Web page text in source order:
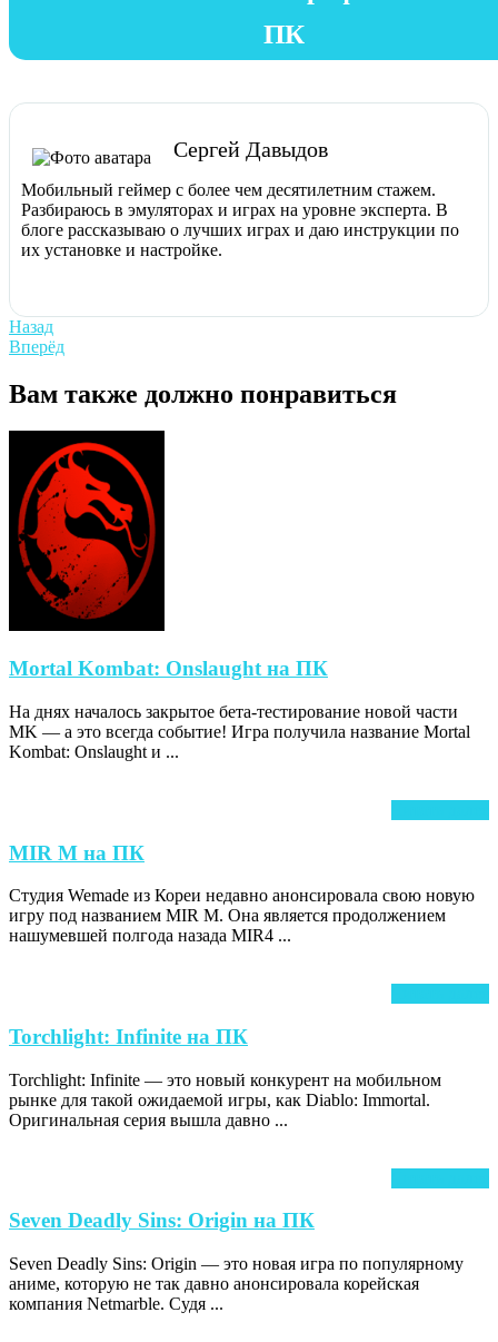
ПК
Сергей Давыдов
Мобильный геймер с более чем десятилетним стажем.
Разбираюсь в эмуляторах и играх на уровне эксперта. В
блоге рассказываю о лучших играх и даю инструкции по
их установке и настройке.
Навигация
по
записям
НазадPrevious
post:
ВперёдNext
Вам также должно понравиться
Mortal Kombat: Onslaught на ПКMortal
Onslaught
на
На днях началось закрытое бета-тестирование новой части
MK — а это всегда событие! Игра получила название Mortal
Kombat: Onslaught и ...
MIR M на ПКMIR
на
ПК
Студия Wemade из Кореи недавно анонсировала свою новую
игру под названием MIR M. Она является продолжением
нашумевшей полгода назада MIR4 ...
Torchlight: Infinite на ПКTorchlight:
на
ПК
Torchlight: Infinite — это новый конкурент на мобильном
рынке для такой ожидаемой игры, как Diablo: Immortal.
Оригинальная серия вышла давно ...
Seven Deadly Sins: Origin на ПКSeven
Sins:
Origin
Seven Deadly Sins: Origin — это новая игра по популярному
аниме, которую не так давно анонсировала корейская
компания Netmarble. Судя ...